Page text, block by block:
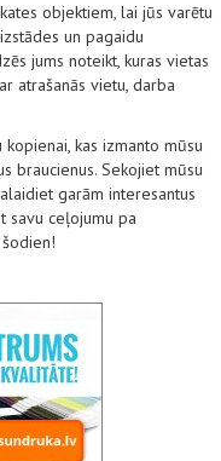
objektiem, lai jūs varētu
un pagaidu
jums noteikt, kuras vietas
atrašanās vietu, darba
kas izmanto mūsu
braucienus. Sekojiet mūsu
garām interesantus
savu ceļojumu pa